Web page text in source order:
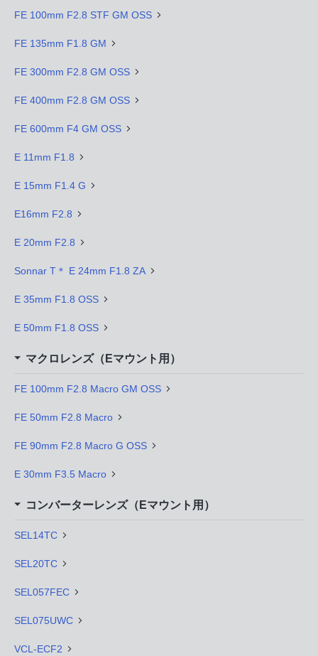
FE 100mm F2.8 STF GM OSS
FE 135mm F1.8 GM
FE 300mm F2.8 GM OSS
FE 400mm F2.8 GM OSS
FE 600mm F4 GM OSS
E 11mm F1.8
E 15mm F1.4 G
E16mm F2.8
E 20mm F2.8
Sonnar T＊ E 24mm F1.8 ZA
E 35mm F1.8 OSS
E 50mm F1.8 OSS
マクロレンズ（Eマウント用）
FE 100mm F2.8 Macro GM OSS
FE 50mm F2.8 Macro
FE 90mm F2.8 Macro G OSS
E 30mm F3.5 Macro
コンバーターレンズ（Eマウント用）
SEL14TC
SEL20TC
SEL057FEC
SEL075UWC
VCL-ECF2